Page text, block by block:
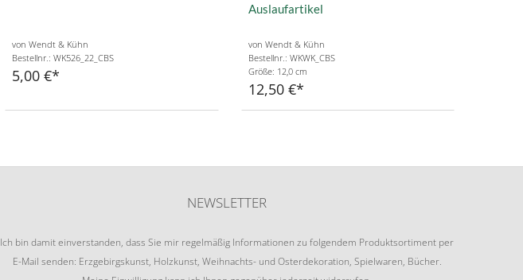
von Wendt & Kühn
Bestellnr.: WK526_22_CBS
5,00 €
Auslaufartikel
von Wendt & Kühn
Bestellnr.: WKWK_CBS
Größe: 12,0 cm
12,50 €
NEWSLETTER
Ich bin damit einverstanden, dass Sie mir regelmäßig Informationen zu folgendem Produktsortiment per
E-Mail senden: Erzgebirgskunst, Holzkunst, Weihnachts- und Osterdekoration, Spielwaren, Bücher.